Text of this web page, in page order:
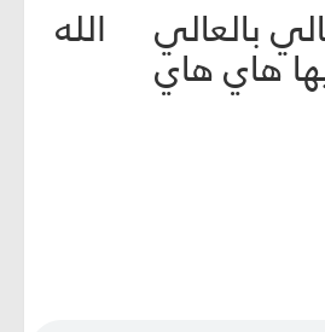
بالعالي الله
هاي هاي